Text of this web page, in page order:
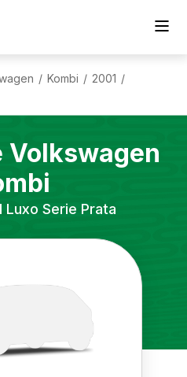
/ Kombi / 2001 /
Volkswagen
Luxo Serie Prata